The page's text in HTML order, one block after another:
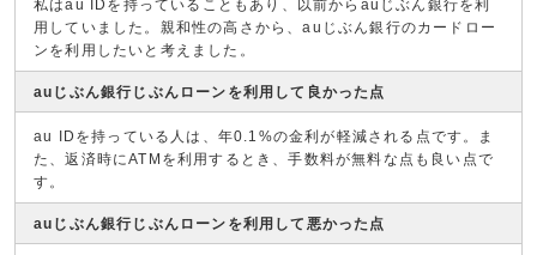
私はau IDを持っていることもあり、以前からauじぶん銀行を利
用していました。親和性の高さから、auじぶん銀行のカードロー
ンを利用したいと考えました。
auじぶん銀行じぶんローンを利用して良かった点
au IDを持っている人は、年0.1%の金利が軽減される点です。ま
た、返済時にATMを利用するとき、手数料が無料な点も良い点で
す。
auじぶん銀行じぶんローンを利用して悪かった点